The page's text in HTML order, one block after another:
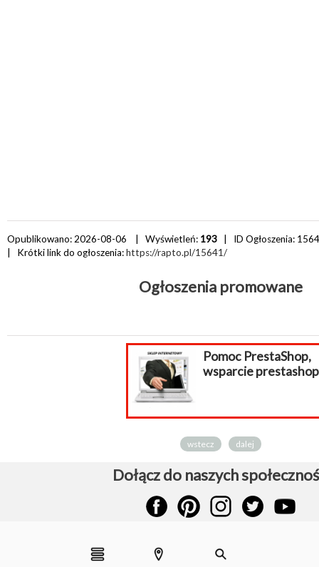
Opublikowano: 2026-08-06 | Wyświetleń: 193 | ID Ogłoszenia:
| Krótki link do ogłoszenia:https://rapto.pl/15641/
Ogłoszenia promowane
Pomoc PrestaShop,
wsparcie prestashop
wstecz dalej
Dołącz do naszych